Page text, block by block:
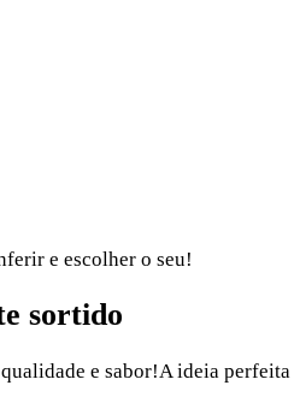
e escolher o seu!
sortido
e sabor!A ideia